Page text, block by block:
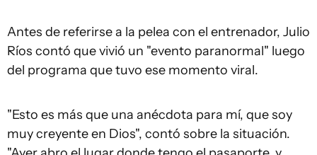
Antes de referirse a la pelea con el entrenador, Julio
Ríos contó que vivió un "evento paranormal" luego
del programa que tuvo ese momento viral.
"Esto es más que una anécdota para mí, que soy
muy creyente en Dios", contó sobre la situación.